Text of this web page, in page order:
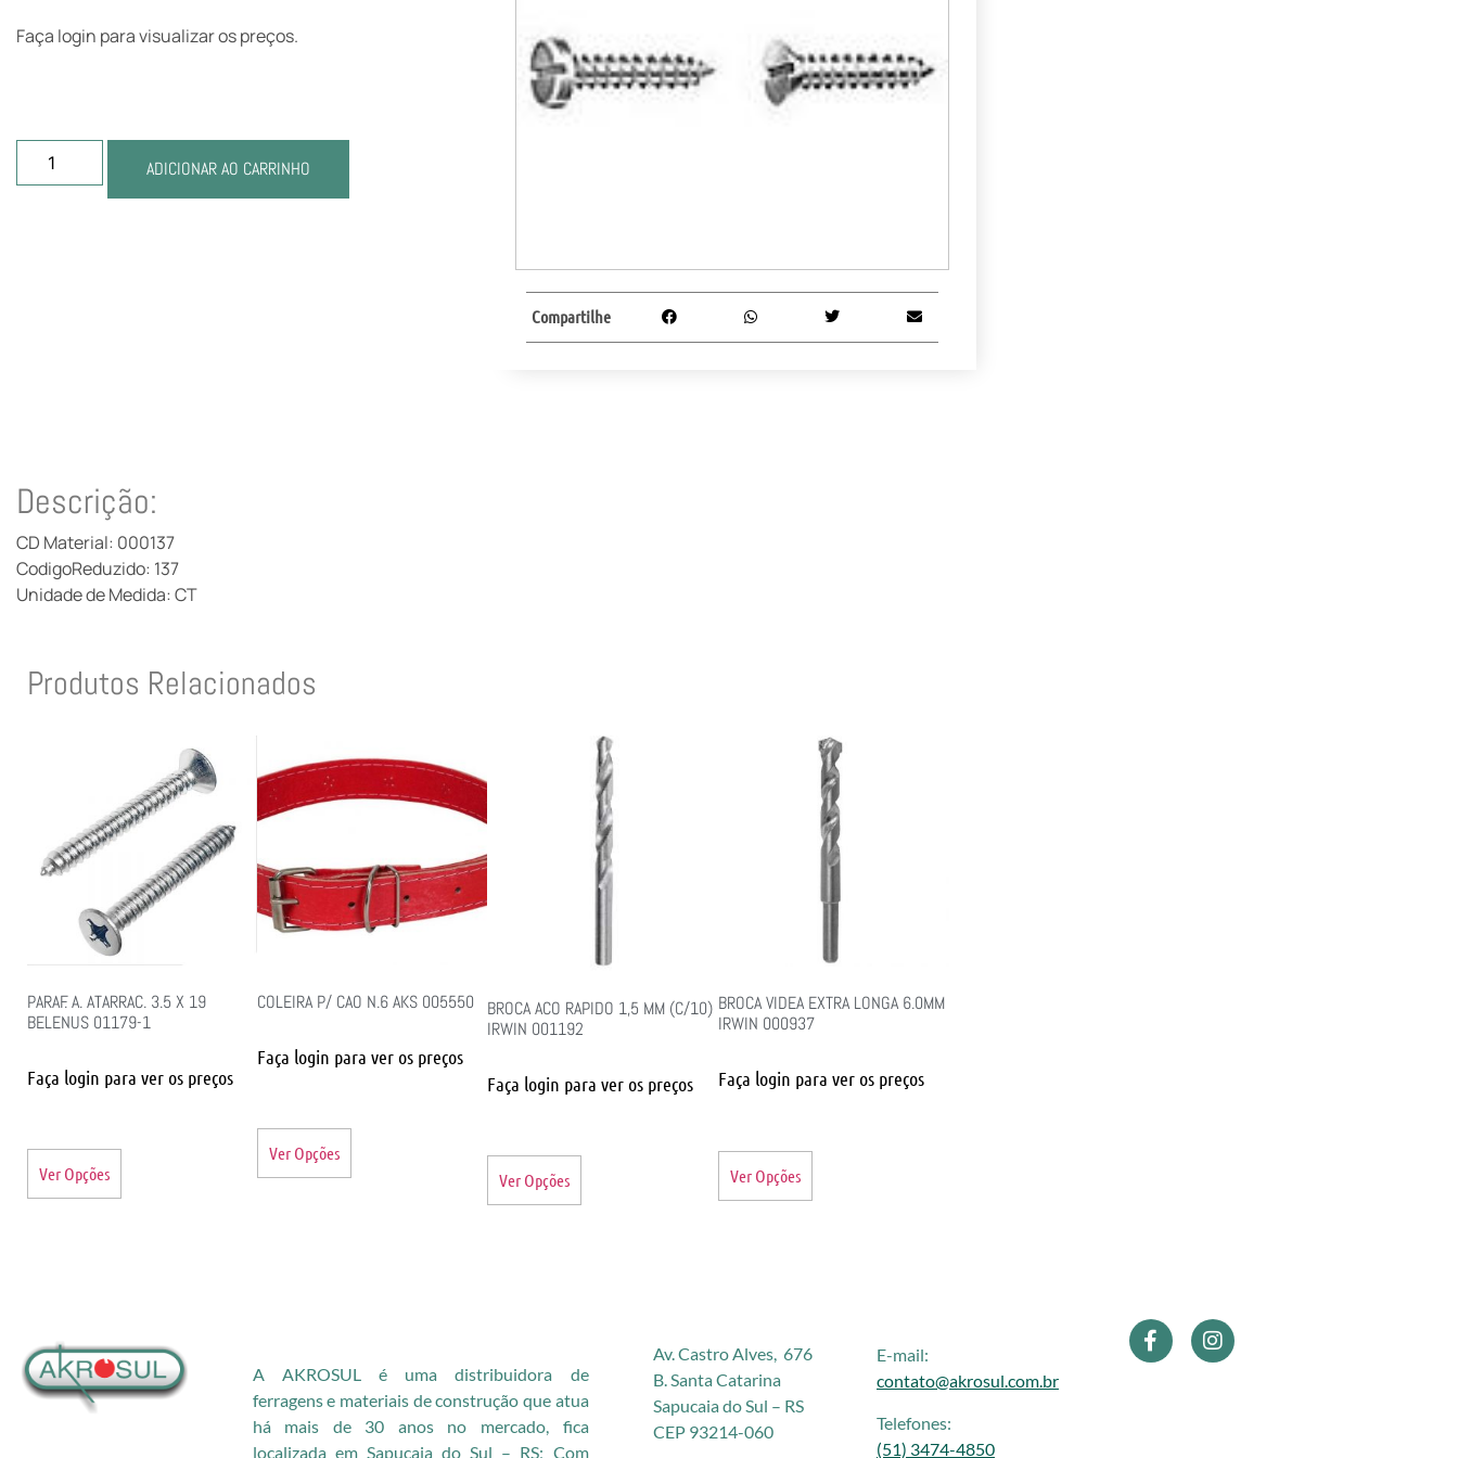
Faça login para visualizar os preços.
ADICIONAR AO CARRINHO
Compartilhe
Descrição:
CD Material: 000137
CodigoReduzido: 137
Unidade de Medida: CT
Produtos Relacionados
PARAF. A. ATARRAC. 3.5 X 19
BELENUS 01179-1
Faça login para ver os preços
Ver Opções
COLEIRA P/ CAO N.6 AKS 005550
Faça login para ver os preços
Ver Opções
BROCA ACO RAPIDO 1,5 MM (C/10)
IRWIN 001192
Faça login para ver os preços
Ver Opções
BROCA VIDEA EXTRA LONGA 6.0MM
IRWIN 000937
Faça login para ver os preços
Ver Opções
A AKROSUL é uma distribuidora de
ferragens e materiais de construção que atua
há mais de 30 anos no mercado, fica
localizada em Sapucaia do Sul – RS; Com
Av. Castro Alves, 676
B. Santa Catarina
Sapucaia do Sul – RS
CEP 93214-060
E-mail:
contato@akrosul.com.br
Telefones:
(51) 3474-4850